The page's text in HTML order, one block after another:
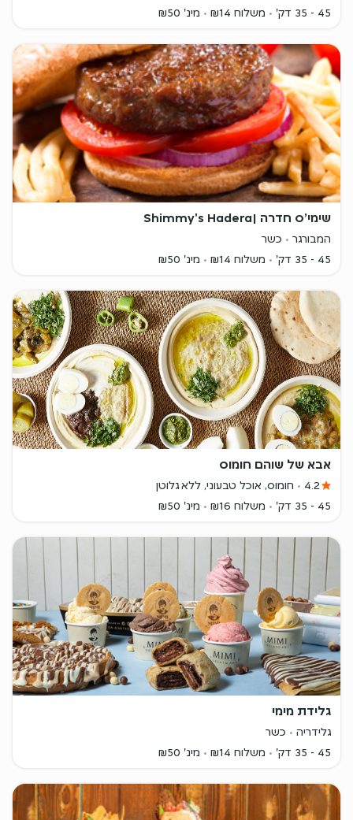
45 - 35 דק'
משלוח ₪14 מינ' ₪50
שימי׳ס חדרה |Shimmy's Hadera
המבורגר
כשר
45 - 35 דק'
משלוח ₪14 מינ' ₪50
אבא של שוהם חומוס
4.2
חומוס, אוכל טבעוני, ללא גלוטן
45 - 35 דק'
משלוח ₪16 מינ' ₪50
גלידת מימי
גלידריה
כשר
45 - 35 דק'
משלוח ₪14 מינ' ₪50